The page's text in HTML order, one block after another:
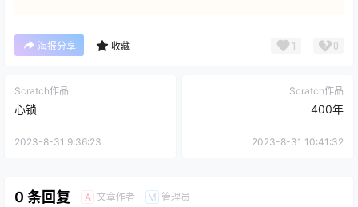
海报分享 收藏 1 0
Scratch作品
心锁
2023-8-31 9:36:23
Scratch作品
400年
2023-8-31 10:41:32
0 条回复 A 文章作者 M 管理员